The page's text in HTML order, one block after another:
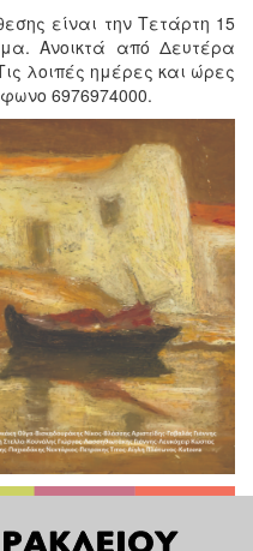
είναι την Τετάρτη 15
Ανοικτά από Δευτέρα
λοιπές ημέρες και ώρες
6976974000.